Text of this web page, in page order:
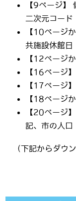
【9ページ】
二次元コード
【10ページ
共施設休館日
【12ページ
【16ページ
【17ページ
【18ページ
【20ページ
記、市の人口
（下記からダウ